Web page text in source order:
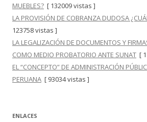
MUEBLES? [ 132009 vistas ]
LA PROVISIÓN DE COBRANZA DUDOSA
123758 vistas ]
LA LEGALIZACIÓN DE DOCUMENTOS Y
COMO MEDIO PROBATORIO ANTE SUNAT [
EL “CONCEPTO” DE ADMINISTRACIÓN
PERUANA [ 93034 vistas ]
ENLACES